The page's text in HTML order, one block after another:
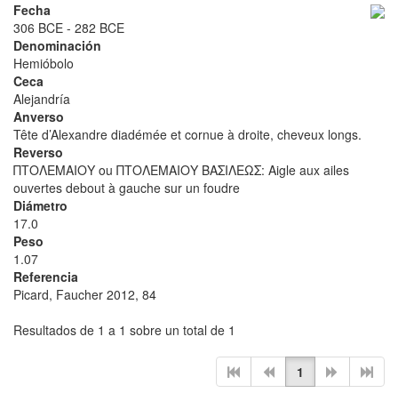
Fecha
306 BCE - 282 BCE
Denominación
Hemióbolo
Ceca
Alejandría
Anverso
Tête d’Alexandre diadémée et cornue à droite, cheveux longs.
Reverso
ΠΤΟΛΕΜΑΙΟΥ ou ΠΤΟΛΕΜΑΙΟΥ ΒΑΣΙΛΕΩΣ: Aigle aux ailes
ouvertes debout à gauche sur un foudre
Diámetro
17.0
Peso
1.07
Referencia
Picard, Faucher 2012, 84
Resultados de 1 a 1 sobre un total de 1
1